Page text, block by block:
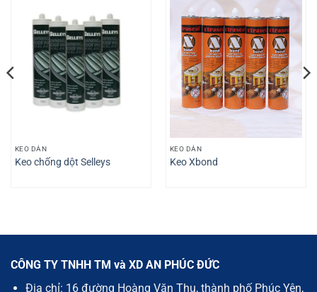
KEO DÁN
Keo chống dột Selleys
KEO DÁN
Keo Xbond
CÔNG TY TNHH TM và XD AN PHÚC ĐỨC
Địa chỉ: 16 đường Hoàng Văn Thụ, thành phố Phúc Yên,